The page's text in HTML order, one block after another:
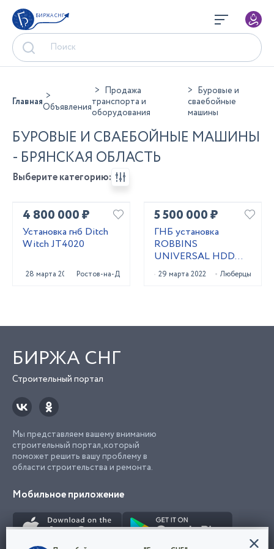
БИРЖА СНГ
ГлавнаяОбъявления
Продажа
транспорта и
оборудования
Буровые и
сваебойные
машины
БУРОВЫЕ И СВАЕБОЙНЫЕ МАШИНЫ
- БРЯНСКАЯ ОБЛАСТЬ
Выберите категорию:
4 800 000 ₽
Установка гнб Ditch
Witch JT4020
28 марта 2023 Ростов-на-Дону
5 500 000 ₽
ГНБ установка
ROBBINS
UNIVERSAL HDD
UNI 24x40
29 марта 2022 Люберцы
БИРЖА СНГ
Строительный портал
Мы представляем вашему вниманию
строительный портал, который
поможет решить вашу проблему в
области строительства и ремонта.
Мобильное приложение